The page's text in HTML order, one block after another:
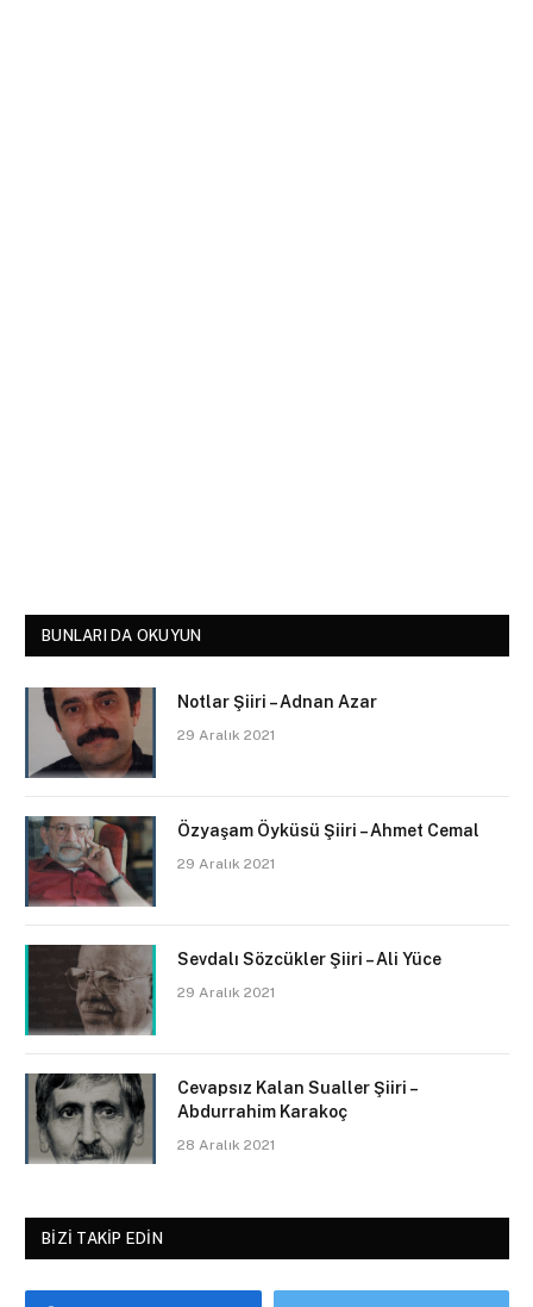
BUNLARI DA OKUYUN
Notlar Şiiri – Adnan Azar
29 Aralık 2021
Özyaşam Öyküsü Şiiri – Ahmet Cemal
29 Aralık 2021
Sevdalı Sözcükler Şiiri – Ali Yüce
29 Aralık 2021
Cevapsız Kalan Sualler Şiiri –
Abdurrahim Karakoç
28 Aralık 2021
BIZI TAKIP EDIN